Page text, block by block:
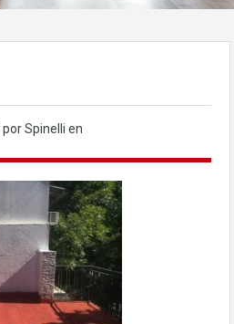
por Spinelli en